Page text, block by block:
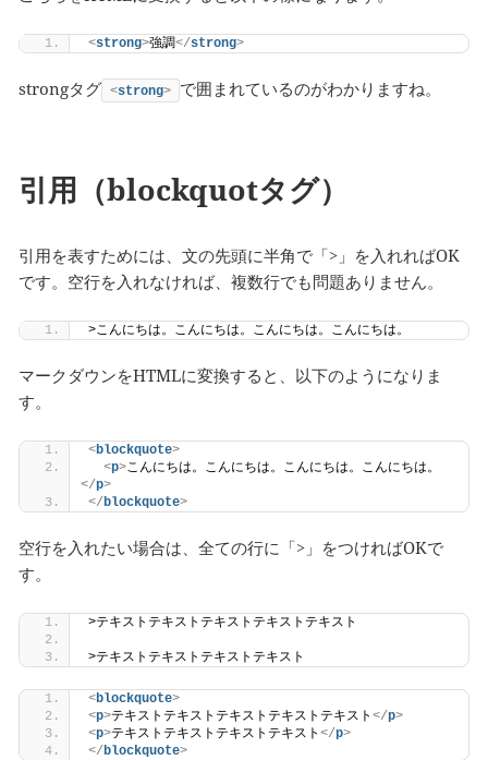
<strong>強調</strong>
strongタグ <strong> で囲まれているのがわかりますね。
引用（blockquotタグ）
引用を表すためには、文の先頭に半角で「>」を入れればOK
です。空行を入れなければ、複数行でも問題ありません。
>こんにちは。こんにちは。こんにちは。こんにちは。
マークダウンをHTMLに変換すると、以下のようになりま
す。
<blockquote>
<p>こんにちは。こんにちは。こんにちは。こんにちは。
</p>
</blockquote>
空行を入れたい場合は、全ての行に「>」をつければOKで
す。
>テキストテキストテキストテキストテキスト
>テキストテキストテキストテキスト
<blockquote>
<p>テキストテキストテキストテキストテキスト </p>
<p>テキストテキストテキストテキスト </p>
</blockquote>